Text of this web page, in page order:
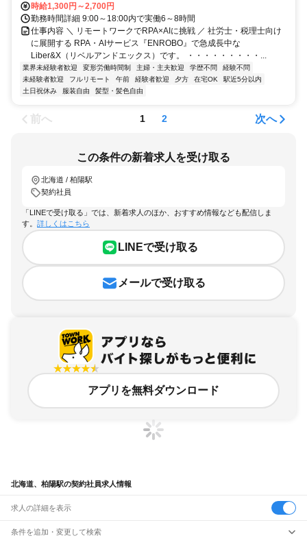
時給1,300円～2,700円
勤務時間詳細 9:00～18:00内で実働6～8時間
仕事内容 ＼ リモートワークでRPA×AIに挑戦 ／ 社労士・税理士向け
に展開する RPA・AIサービス『ENROBO』で急成長中な
Liber&X（リベルアンドエックス）です。 ・・・・・・・・・...
業界未経験者歓迎 変形労働時間制 主婦・主夫歓迎 学歴不問
経験不問
未経験者歓迎
フルリモート 午前 経験者歓迎 夕方 在宅OK
駅近5分以内
土日祝休み
服装自由 髪型・髪色自由
前へ 1 2 次へ
この条件の新着求人を受け取る
北海道 / 柏陽駅
契約社員
「LINEで受け取る」では、新着求人のほか、おすすめ情報なども配信しま
す。 詳しくはこちら
LINEで受け取る
メールで受け取る
アプリを無料ダウンロード
北海道、柏陽駅の契約社員求人情報
求人の詳細を表示
条件を追加・変更して検索